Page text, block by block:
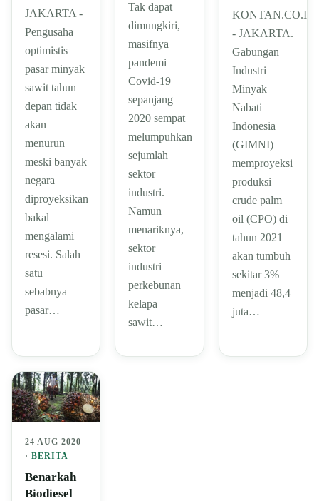
JAKARTA -
Pengusaha
optimistis
pasar minyak
sawit tahun
depan tidak
akan
menurun
meski banyak
negara
diproyeksikan
bakal
mengalami
resesi. Salah
satu
sebabnya
pasar…
Tak dapat
dimungkiri,
masifnya
pandemi
Covid-19
sepanjang
2020 sempat
melumpuhkan
sejumlah
sektor
industri.
Namun
menariknya,
sektor
industri
perkebunan
kelapa
sawit…
KONTAN.CO.ID
- JAKARTA.
Gabungan
Industri
Minyak
Nabati
Indonesia
(GIMNI)
memproyeksi
produksi
crude palm
oil (CPO) di
tahun 2021
akan tumbuh
sekitar 3%
menjadi 48,4
juta…
24 AUG 2020
· BERITA
Benarkah
Biodiesel